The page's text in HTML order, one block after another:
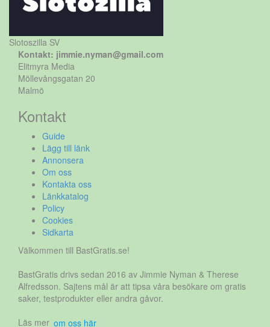
Slotoszilla SV
Kontakt: jimmie.nyman@gmail.com
Elitmyra Media
Möllevångsgatan 20
Malmö
Kontakt
Guide
Lägg till länk
Annonsera
Om oss
Kontakta oss
Länkkatalog
Policy
Cookies
Sidkarta
Välkommen till BastGratis.se!
BastGratis drivs sedan 2016 av Jimmie Nyman & Therese
Alfredsson. Sajtens mål är att tipsa våra besökare om gratis
saker, testprodukter eller andra gåvor.
Läs mer om oss här